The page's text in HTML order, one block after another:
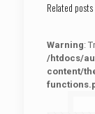
Related posts
Warning:
/htdocs/
content/